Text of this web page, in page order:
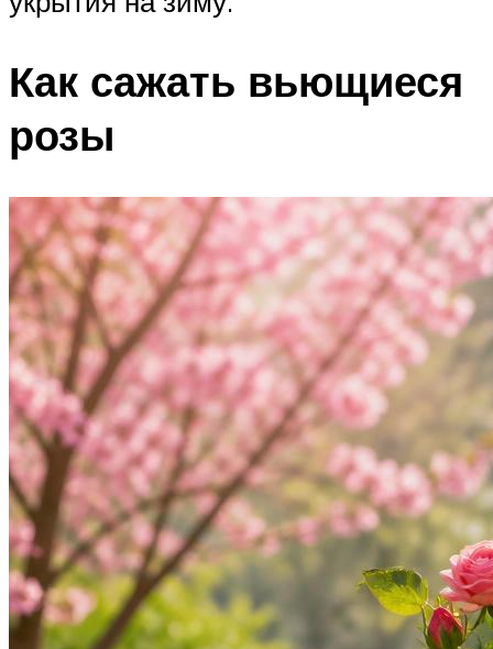
Как сажать вьющиеся
розы